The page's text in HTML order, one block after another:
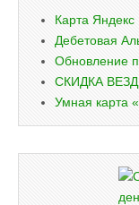
Карта
Дебетовая
Обновление
СКИДКА
Умная карта